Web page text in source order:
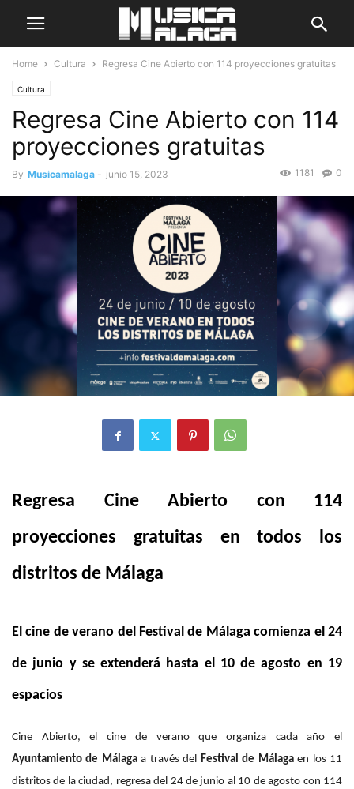
Home Cultura Regresa Cine Abierto con 114 proyecciones gratuitas
Cultura
Regresa Cine Abierto con 114
proyecciones gratuitas
By Musicamalaga - junio 15, 2023 0
1181
Regresa Cine Abierto con 114
proyecciones gratuitas en todos los
distritos de Málaga
El cine de verano del Festival de Málaga comienza el 24
de junio y se extenderá hasta el 10 de agosto en 19
espacios
Cine Abierto,el cine de verano que organiza cada año el
Ayuntamiento de Málagaa través del Festival de Málagaen los 11
distritos de la ciudad, regresa del 24 de junio al 10 de agosto con 114